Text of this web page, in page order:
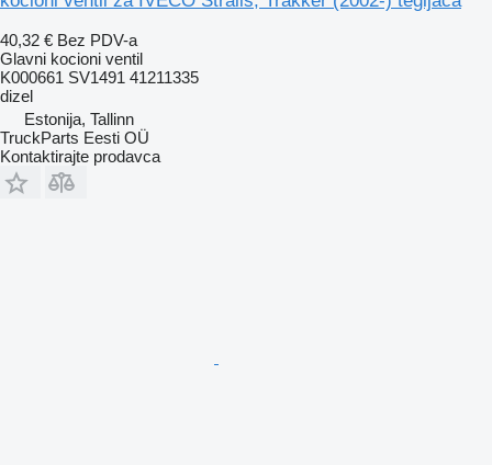
40,32 € Bez PDV-a
Glavni kocioni ventil
K000661 SV1491 41211335
dizel
Estonija, Tallinn
TruckParts Eesti OÜ
Kontaktirajte prodavca